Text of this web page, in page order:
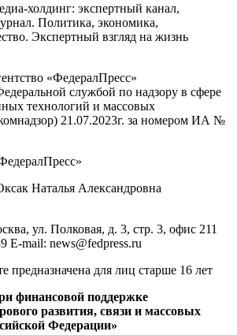
холдинг: экспертный канал,
Политика, экономика,
Экспертный взгляд на жизнь
«ФедералПресс»
службой по надзору в сфере
технологий и массовых
21.07.2023г. за номером ИА №
Наталья Александровна
ул. Полковая, д. 3, стр. 3, офис 211
E-mail: news@fedpress.ru
предназначена для лиц старше 16 лет
финансовой поддержке
развития, связи и массовых
Федерации»